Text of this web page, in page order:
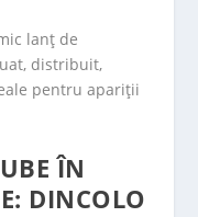
lanț de
distribuit,
pentru apariții
ÎN
DINCOLO